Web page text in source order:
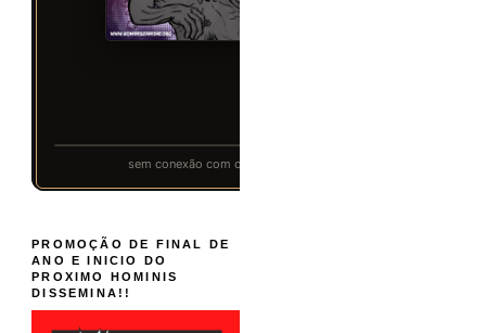
PROMOÇÃO DE FINAL DE
ANO E INICIO DO
PROXIMO HOMINIS
DISSEMINA!!